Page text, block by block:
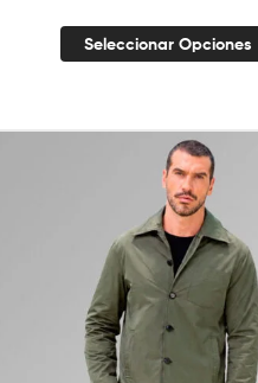
Seleccionar Opciones